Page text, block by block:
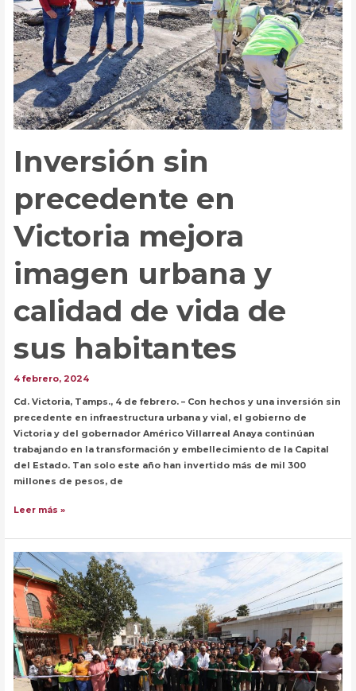
Inversión sin
precedente en
Victoria mejora
imagen urbana y
calidad de vida de
sus habitantes
4 febrero, 2024
Cd. Victoria, Tamps., 4 de febrero. – Con hechos y una inversión sin
precedente en infraestructura urbana y vial, el gobierno de
Victoria y del gobernador Américo Villarreal Anaya continúan
trabajando en la transformación y embellecimiento de la Capital
del Estado. Tan solo este año han invertido más de mil 300
millones de pesos, de
Inversión
precedente
en
Victoria
mejora
imagen
urbana
y
calidad
de
vida
Leer más »